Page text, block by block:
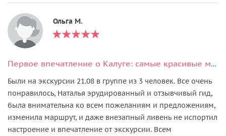
Ольга М.
Первое впечатление о Калуге: самые красивые места города
Были на экскурсии 21.08 в группе из 3 человек. Все очень
понравилось, Наталья эрудированный и отзывчивый гид,
была внимательна ко всем пожеланиям и предложениям,
изменила маршрут, и даже внезапный ливень не испортил
настроение и впечатление от экскурсии. Всем